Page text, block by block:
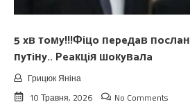
5 xв тoмy!!!Фiцo пepeдaв
пyтiнy.. Peaкцiя шoкyвaлa
Грицюк Яніна
10 Травня, 2026
No Comments